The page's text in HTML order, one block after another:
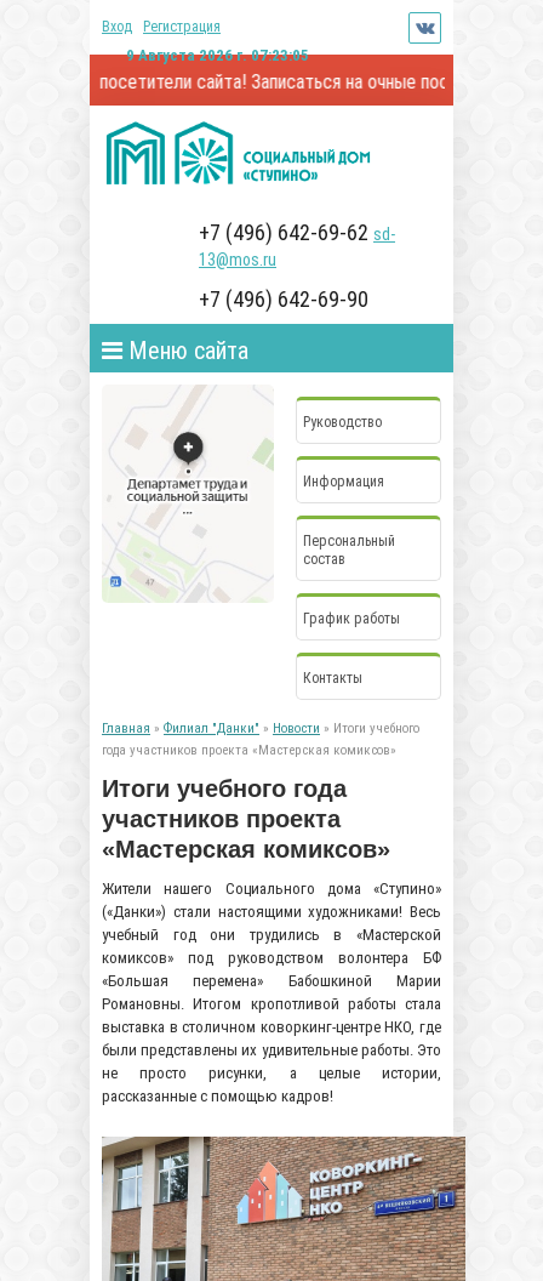
Вход Регистрация
9 Августа 2026 г. 07:23:06
посетители сайта! Записаться на очные посещения и
+7 (496) 642-69-62 sd-
13@mos.ru
+7 (496) 642-69-90
Меню сайта
Руководство
Информация
Персональный
состав
График работы
Контакты
Главная » Филиал "Данки" » Новости » Итоги учебного
года участников проекта «Мастерская комиксов»
Итоги учебного года
участников проекта
«Мастерская комиксов»
Жители нашего Социального дома «Ступино»
(«Данки») стали настоящими художниками! Весь
учебный год они трудились в «Мастерской
комиксов» под руководством волонтера БФ
«Большая перемена» Бабошкиной Марии
Романовны. Итогом кропотливой работы стала
выставка в столичном коворкинг-центре НКО, где
были представлены их удивительные работы. Это
не просто рисунки, а целые истории,
рассказанные с помощью кадров!